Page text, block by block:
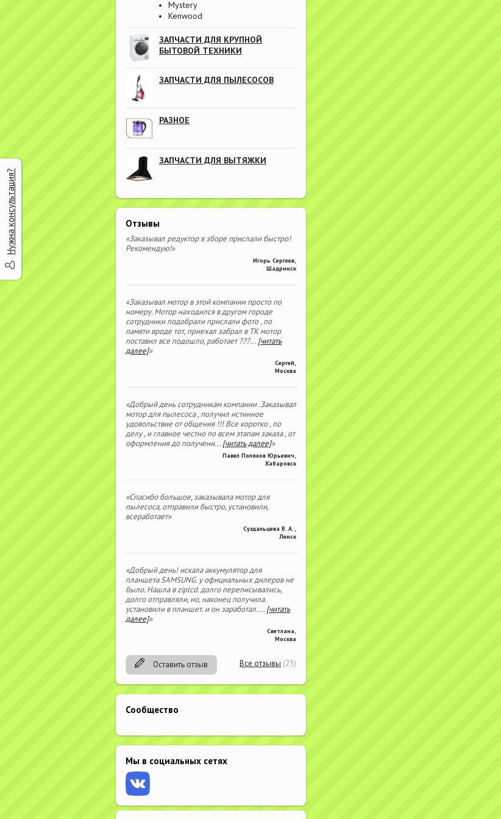
Mystery
Kenwood
ЗАПЧАСТИ ДЛЯ КРУПНОЙ
БЫТОВОЙ ТЕХНИКИ
ЗАПЧАСТИ ДЛЯ ПЫЛЕСОСОВ
РАЗНОЕ
ЗАПЧАСТИ ДЛЯ ВЫТЯЖКИ
Отзывы
«Заказывал редуктор в зборе прислали быстро!
Рекомендую!»
Игорь Сергеев
Шадринск
«Заказывал мотор в этой компании просто по
номеру. Мотор находился в другом городе
сотрудники подобрали прислали фото , по
памяти вроде тот, приехал забрал в ТК мотор
поставил все подошло, работает ???...[читать
далее]»
Сергей
Москва
«Добрый день сотрудникам компании .Заказывал
мотор для пылесоса , получил истинное
удовольствие от общения !!! Все коротко , по
делу , и главное честно по всем этапам заказа , от
оформления до получени...[читать далее]»
Павел Поляков Юрьевич
Хабаровск
«Спасибо большое, заказывала мотор для
пылесоса, отправили быстро, установили,
всеработает»
Суздальцева В. А.
Ленск
«Добрый день! искала аккумулятор для
планшета SAMSUNG. у официальных дилеров не
было. Нашла в ziplcd. долго переписывались,
долго отправляли, но, наконец получила.
установили в планшет. и он заработал....[читать
далее]»
Светлана
Москва
Оставить отзыв Все отзывы (25)
Сообщество
Мы в социальных сетях
Нужна консультация?